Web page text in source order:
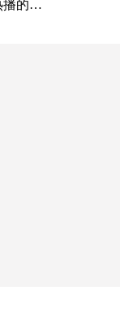
播的…